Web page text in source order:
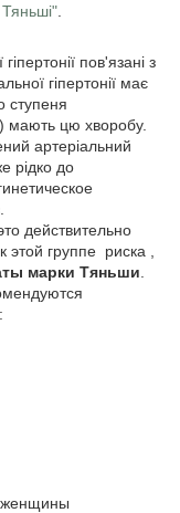
пов'язані з
гіпертонії має
ступеня
мають цю хворобу.
артеріальний
рідко до
действительно
группе риска ,
марки Тяньши
:
женщины